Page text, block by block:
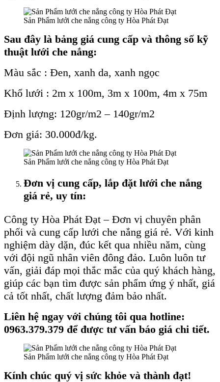
Sản Phẩm lưới che nắng công ty Hòa Phát Đạt
Sau đây là bảng giá cung cấp và thông số kỹ
thuật lưới che nắng:
Màu sắc : Đen, xanh da, xanh ngọc
Khổ lưới : 2m x 100m, 3m x 100m, 4m x 75m
Định lượng: 120gr/m2 – 140gr/m2
Đơn giá: 30.000đ/kg.
Sản Phẩm lưới che nắng công ty Hòa Phát Đạt
Đơn vị cung cấp, lắp đặt lưới che nắng
giá rẻ, uy tín:
Công ty Hòa Phát Đạt – Đơn vị chuyên phân
phối và cung cấp lưới che nắng giá rẻ. Với kinh
nghiệm dày dặn, đúc kết qua nhiều năm, cùng
với đội ngũ nhân viên đông đảo. Luôn luôn tư
vấn, giải đáp mọi thắc mắc của quý khách hàng,
giúp các bạn tìm được sản phẩm ứng ý nhất, giá
cả tốt nhất, chất lượng đảm bảo nhất.
Liên hệ ngay với chúng tôi qua hotline:
0963.379.379 để được tư vấn báo giá chi tiết.
Sản Phẩm lưới che nắng công ty Hòa Phát Đạt
Kính chúc quý vị sức khỏe và thành đạt!